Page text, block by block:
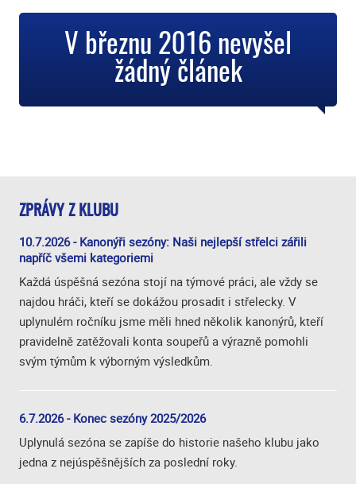
V březnu 2016 nevyšel
žádný článek
ZPRÁVY Z KLUBU
10.7.2026 - Kanonýři sezóny: Naši nejlepší střelci zářili
napříč všemi kategoriemi
Každá úspěšná sezóna stojí na týmové práci, ale vždy se
najdou hráči, kteří se dokážou prosadit i střelecky. V
uplynulém ročníku jsme měli hned několik kanonýrů, kteří
pravidelně zatěžovali konta soupeřů a výrazně pomohli
svým týmům k výborným výsledkům.
6.7.2026 - Konec sezóny 2025/2026
Uplynulá sezóna se zapíše do historie našeho klubu jako
jedna z nejúspěšnějších za poslední roky.